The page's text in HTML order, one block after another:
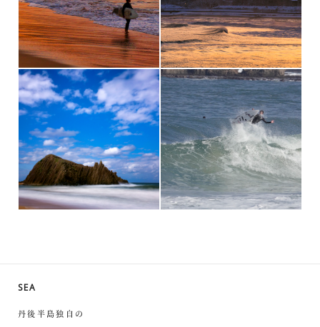
SEA
丹後半島独自の